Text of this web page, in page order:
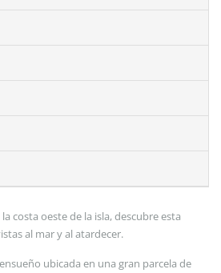
costa oeste de la isla, descubre esta
al mar y al atardecer.
ubicada en una gran parcela de